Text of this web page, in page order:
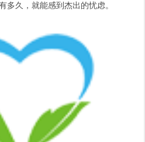
多久，就能感到杰出的忧虑。